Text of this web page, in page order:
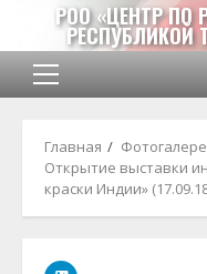
Перейти
содержимому
РОО «ЦЕНТР
РЕСПУБЛИКОЙ
Основное
Главная
Открытие выставки
краски Индии»